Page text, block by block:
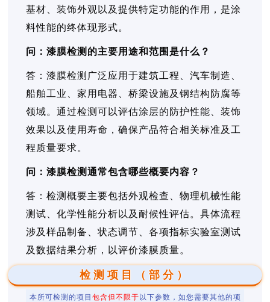
基材、装饰外观以及提供特定功能的作用，是涂
料性能的终体现形式。
问：漆膜检测的主要用途和范围是什么？
答：漆膜检测广泛应用于建筑工程、汽车制造、
船舶工业、家用电器、桥梁设施及钢结构防腐等
领域。通过检测可以评估涂层的防护性能、装饰
效果以及使用寿命，确保产品符合相关标准及工
程质量要求。
问：漆膜检测通常包含哪些概要内容？
答：检测概要主要包括外观检查、物理机械性能
测试、化学性能分析以及耐候性评估。具体流程
涉及样品制备、状态调节、各项指标实验室测试
及数据结果分析，以评价漆膜质量。
检测项目（部分）
本所可检测的项目 包含但不限于 以下参数，如您需要其他的项